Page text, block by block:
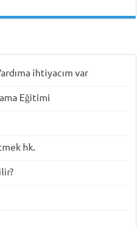
ihtiyacım var
Eğitimi
hk.